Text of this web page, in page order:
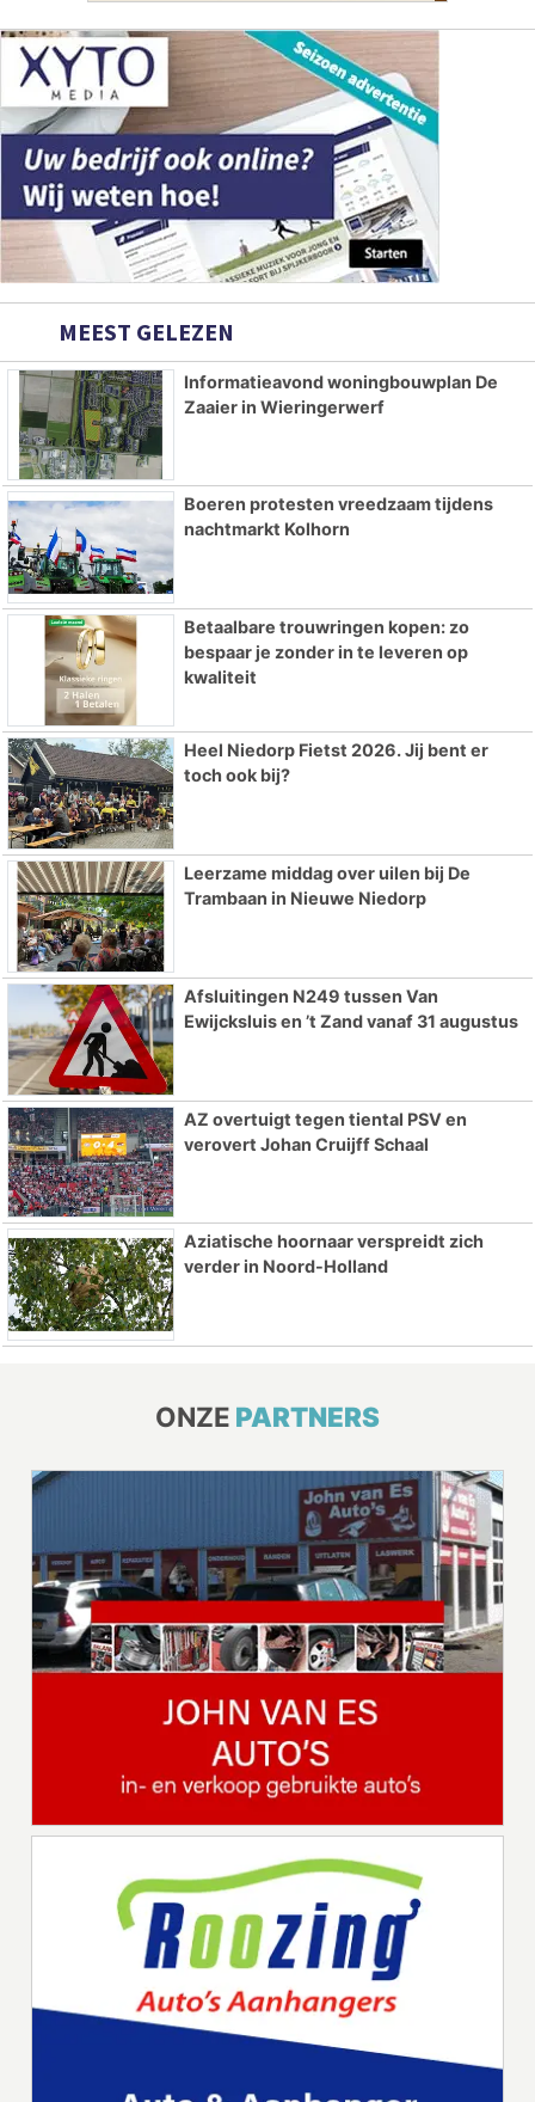
MEEST GELEZEN
Informatieavond woningbouwplan De
Zaaier in Wieringerwerf
Boeren protesten vreedzaam tijdens
nachtmarkt Kolhorn
Betaalbare trouwringen kopen: zo
bespaar je zonder in te leveren op
kwaliteit
Heel Niedorp Fietst 2026. Jij bent er
toch ook bij?
Leerzame middag over uilen bij De
Trambaan in Nieuwe Niedorp
Afsluitingen N249 tussen Van
Ewijcksluis en ’t Zand vanaf 31 augustus
AZ overtuigt tegen tiental PSV en
verovert Johan Cruijff Schaal
Aziatische hoornaar verspreidt zich
verder in Noord-Holland
ONZE PARTNERS